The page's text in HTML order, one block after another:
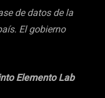
de datos de la
El gobierno
Elemento Lab